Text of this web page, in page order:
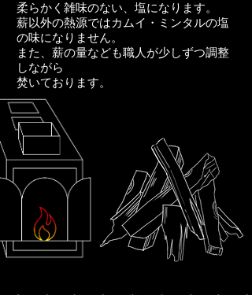
柔らかく雑味のない、塩になります。
薪以外の熱源ではカムイ・ミンタルの塩
の味になりません。
また、薪の量なども職人が少しずつ調整
しながら
​焚いております。